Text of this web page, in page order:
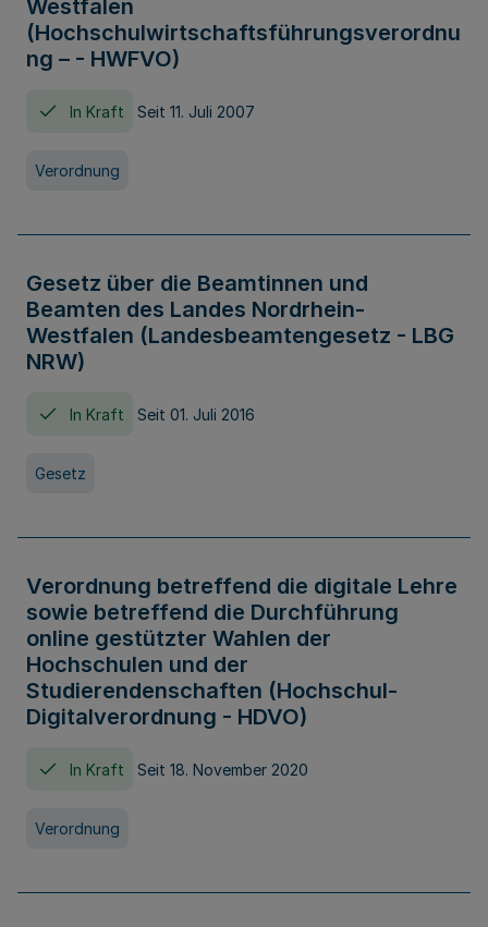
Westfalen
(Hochschulwirtschaftsführungsverordnu
ng – - HWFVO)
In Kraft Seit 11. Juli 2007
Verordnung
Gesetz über die Beamtinnen und
Beamten des Landes Nordrhein-
Westfalen (Landesbeamtengesetz - LBG
NRW)
In Kraft Seit 01. Juli 2016
Gesetz
Verordnung betreffend die digitale Lehre
sowie betreffend die Durchführung
online gestützter Wahlen der
Hochschulen und der
Studierendenschaften (Hochschul-
Digitalverordnung - HDVO)
In Kraft Seit 18. November 2020
Verordnung